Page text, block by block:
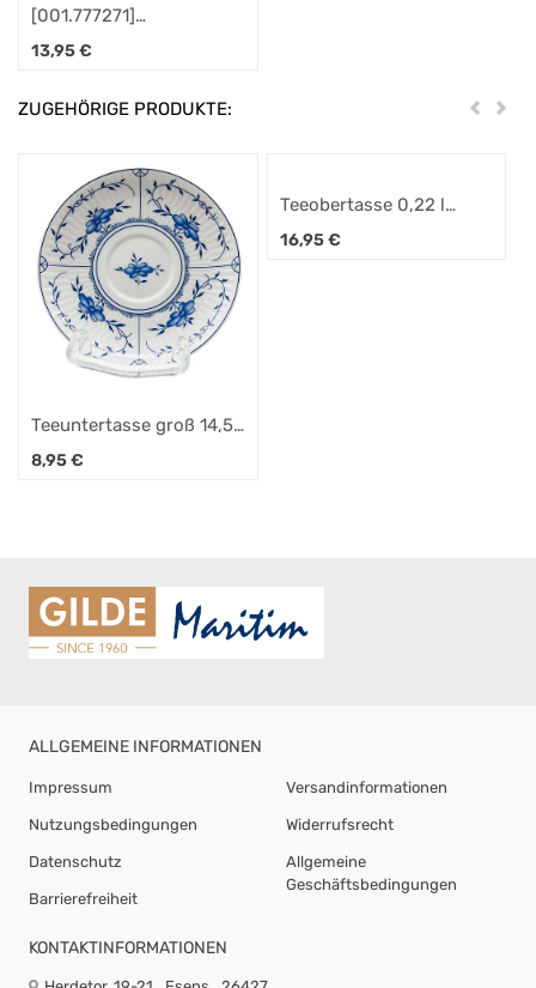
[001.777271]
Frühstücksteller rund
(Amina)
13,95€
ZUGEHÖRIGE PRODUKTE: Zurück
Teeuntertasse groß 14,5
cm Strohblume (Amina)
8,95€
Teeobertasse 0,22 l
Strohblume (Amina)
16,95€
ALLGEMEINE INFORMATIONEN
Impressum
Nutzungsbedingungen
Datenschutz
Barrierefreiheit
Versandinformationen
Widerrufsrecht
Allgemeine
Geschäftsbedingungen
KONTAKTINFORMATIONEN